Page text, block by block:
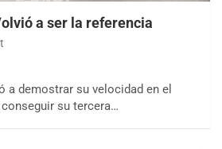
a ser la referencia
a demostrar su velocidad en el
su tercera…
(Asfalto)